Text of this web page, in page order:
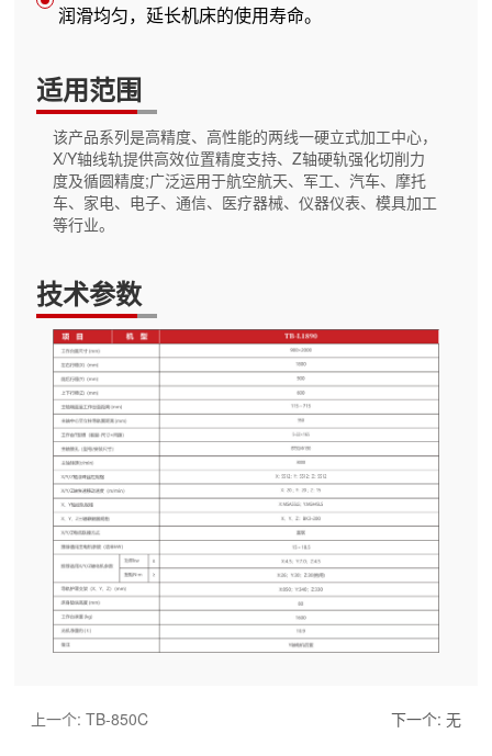
润滑均匀，延长机床的使用寿命。
适用范围
该产品系列是高精度、高性能的两线一硬立式加工中心，
X/Y轴线轨提供高效位置精度支持、Z轴硬轨强化切削力
度及循圆精度;广泛运用于航空航天、军工、汽车、摩托
车、家电、电子、通信、医疗器械、仪器仪表、模具加工
等行业。
技术参数
上一个: TB-850C 下一个: 无